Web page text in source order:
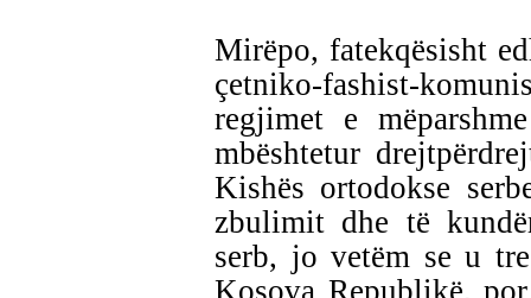
Mirëpo, fatekqësisht
çetniko-fashist-
regjimet e
mbështetur
Kishës ortodokse
zbulimit dhe të
serb, jo vetëm se u
Kosova Republikë,